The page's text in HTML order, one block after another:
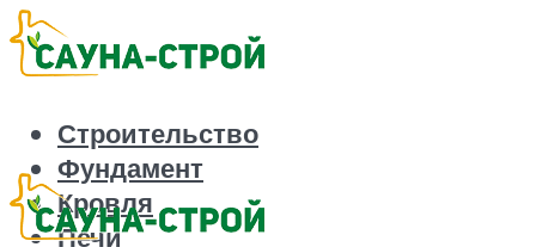
Строительство
Фундамент
Кровля
Печи